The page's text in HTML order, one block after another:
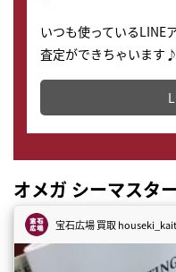
いつも使っているLINE
査定ができちゃいます
どこからでもすぐに査
オメガ シーマスタ
宝石広場 買取